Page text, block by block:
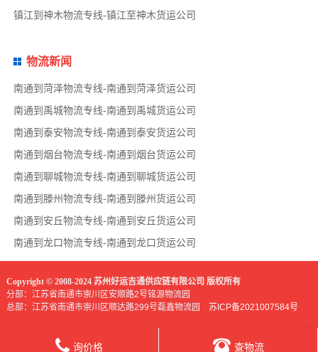
镇江到神木物流专线-镇江至神木货运公司
物流新闻
南通到菏泽物流专线-南通到菏泽货运公司
南通到禹城物流专线-南通到禹城货运公司
南通到泰安物流专线-南通到泰安货运公司
南通到烟台物流专线-南通到烟台货运公司
南通到聊城物流专线-南通到聊城货运公司
南通到滕州物流专线-南通到滕州货运公司
南通到安丘物流专线-南通到安丘货运公司
南通到龙口物流专线-南通到龙口货运公司
Copyright © 2008-2024 苏州好运吉通供应链有限公司 版权所有
分部：江苏省南通市崇川区安顺路2号铭源物流园
总部：江苏省南通市崇川区顺达路299号磊鑫物流园 苏ICP备2021007584号
询价格 查物流